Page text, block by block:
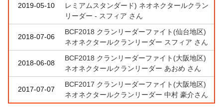
2019-05-10
レミアムスタンダード) ネオネクタールクラン
リーダー - スフィア さん
2018-07-06
BCF2018 クランリーダーファイト(仙台地区)
ネオネクタールクランリーダー スフィア さん
2018-06-08
BCF2018 クランリーダーファイト(大阪地区)
ネオネクタールクランリーダー あおめ さん
2017-07-07
BCF2017 クランリーダーファイト(大阪地区)
ネオネクタールクランリーダー 中村 豪介さん